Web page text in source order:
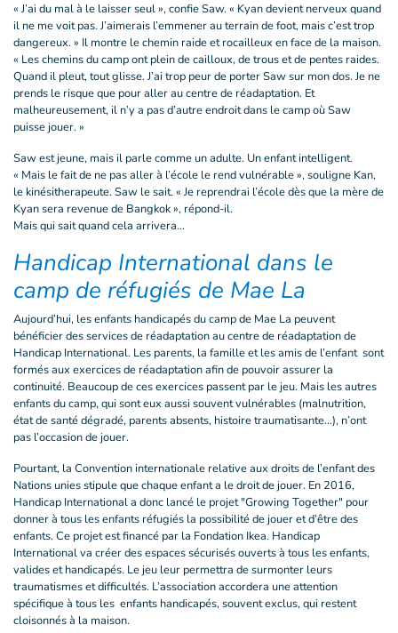
« J’ai du mal à le laisser seul », confie Saw. « Kyan devient nerveux quand
il ne me voit pas. J’aimerais l’emmener au terrain de foot, mais c’est trop
dangereux. » Il montre le chemin raide et rocailleux en face de la maison.
« Les chemins du camp ont plein de cailloux, de trous et de pentes raides.
Quand il pleut, tout glisse. J’ai trop peur de porter Saw sur mon dos. Je ne
prends le risque que pour aller au centre de réadaptation. Et
malheureusement, il n’y a pas d’autre endroit dans le camp où Saw
puisse jouer. »
Saw est jeune, mais il parle comme un adulte. Un enfant intelligent.
« Mais le fait de ne pas aller à l’école le rend vulnérable », souligne Kan,
le kinésitherapeute. Saw le sait. « Je reprendrai l’école dès que la mère de
Kyan sera revenue de Bangkok », répond-il.
Mais qui sait quand cela arrivera...
Handicap International dans le
camp de réfugiés de Mae La
Aujourd’hui, les enfants handicapés du camp de Mae La peuvent
bénéficier des services de réadaptation au centre de réadaptation de
Handicap International. Les parents, la famille et les amis de l’enfant sont
formés aux exercices de réadaptation afin de pouvoir assurer la
continuité. Beaucoup de ces exercices passent par le jeu. Mais les autres
enfants du camp, qui sont eux aussi souvent vulnérables (malnutrition,
état de santé dégradé, parents absents, histoire traumatisante…), n’ont
pas l’occasion de jouer.
Pourtant, la Convention internationale relative aux droits de l’enfant des
Nations unies stipule que chaque enfant a le droit de jouer. En 2016,
Handicap International a donc lancé le projet "Growing Together" pour
donner à tous les enfants réfugiés la possibilité de jouer et d’être des
enfants. Ce projet est financé par la Fondation Ikea. Handicap
International va créer des espaces sécurisés ouverts à tous les enfants,
valides et handicapés. Le jeu leur permettra de surmonter leurs
traumatismes et difficultés. L’association accordera une attention
spécifique à tous les enfants handicapés, souvent exclus, qui restent
cloisonnés à la maison.